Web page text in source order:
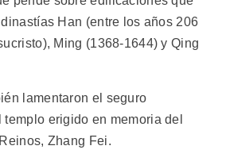
Han (entre los años 206
Ming (1368-1644) y Qing
lamentaron el seguro
erigido en memoria del
Zhang Fei.